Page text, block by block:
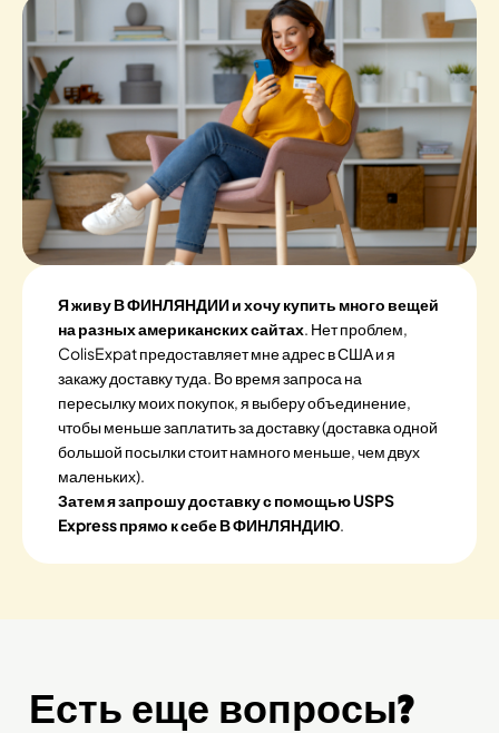
Я живу В ФИНЛЯНДИИ и хочу купить много вещей
на разных американских сайтах. Нет проблем,
ColisExpat предоставляет мне адрес в США и я
закажу доставку туда. Во время запроса на
пересылку моих покупок, я выберу объединение,
чтобы меньше заплатить за доставку (доставка одной
большой посылки стоит намного меньше, чем двух
маленьких).
Затем я запрошу доставку с помощью USPS
Express прямо к себе В ФИНЛЯНДИЮ.
Есть еще вопросы?